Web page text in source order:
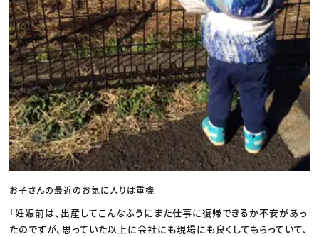
お子さんの最近のお気に入りは重機
「妊娠前は、出産してこんなふうにまた仕事に復帰できるか不安があっ
たのですが、思っていた以上に会社にも現場にも良くしてもらっていて、